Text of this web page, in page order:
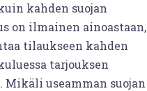
kahden suojan
on ilmainen ainoastaan,
tilaukseen kahden
tarjouksen
Mikäli useamman suojan